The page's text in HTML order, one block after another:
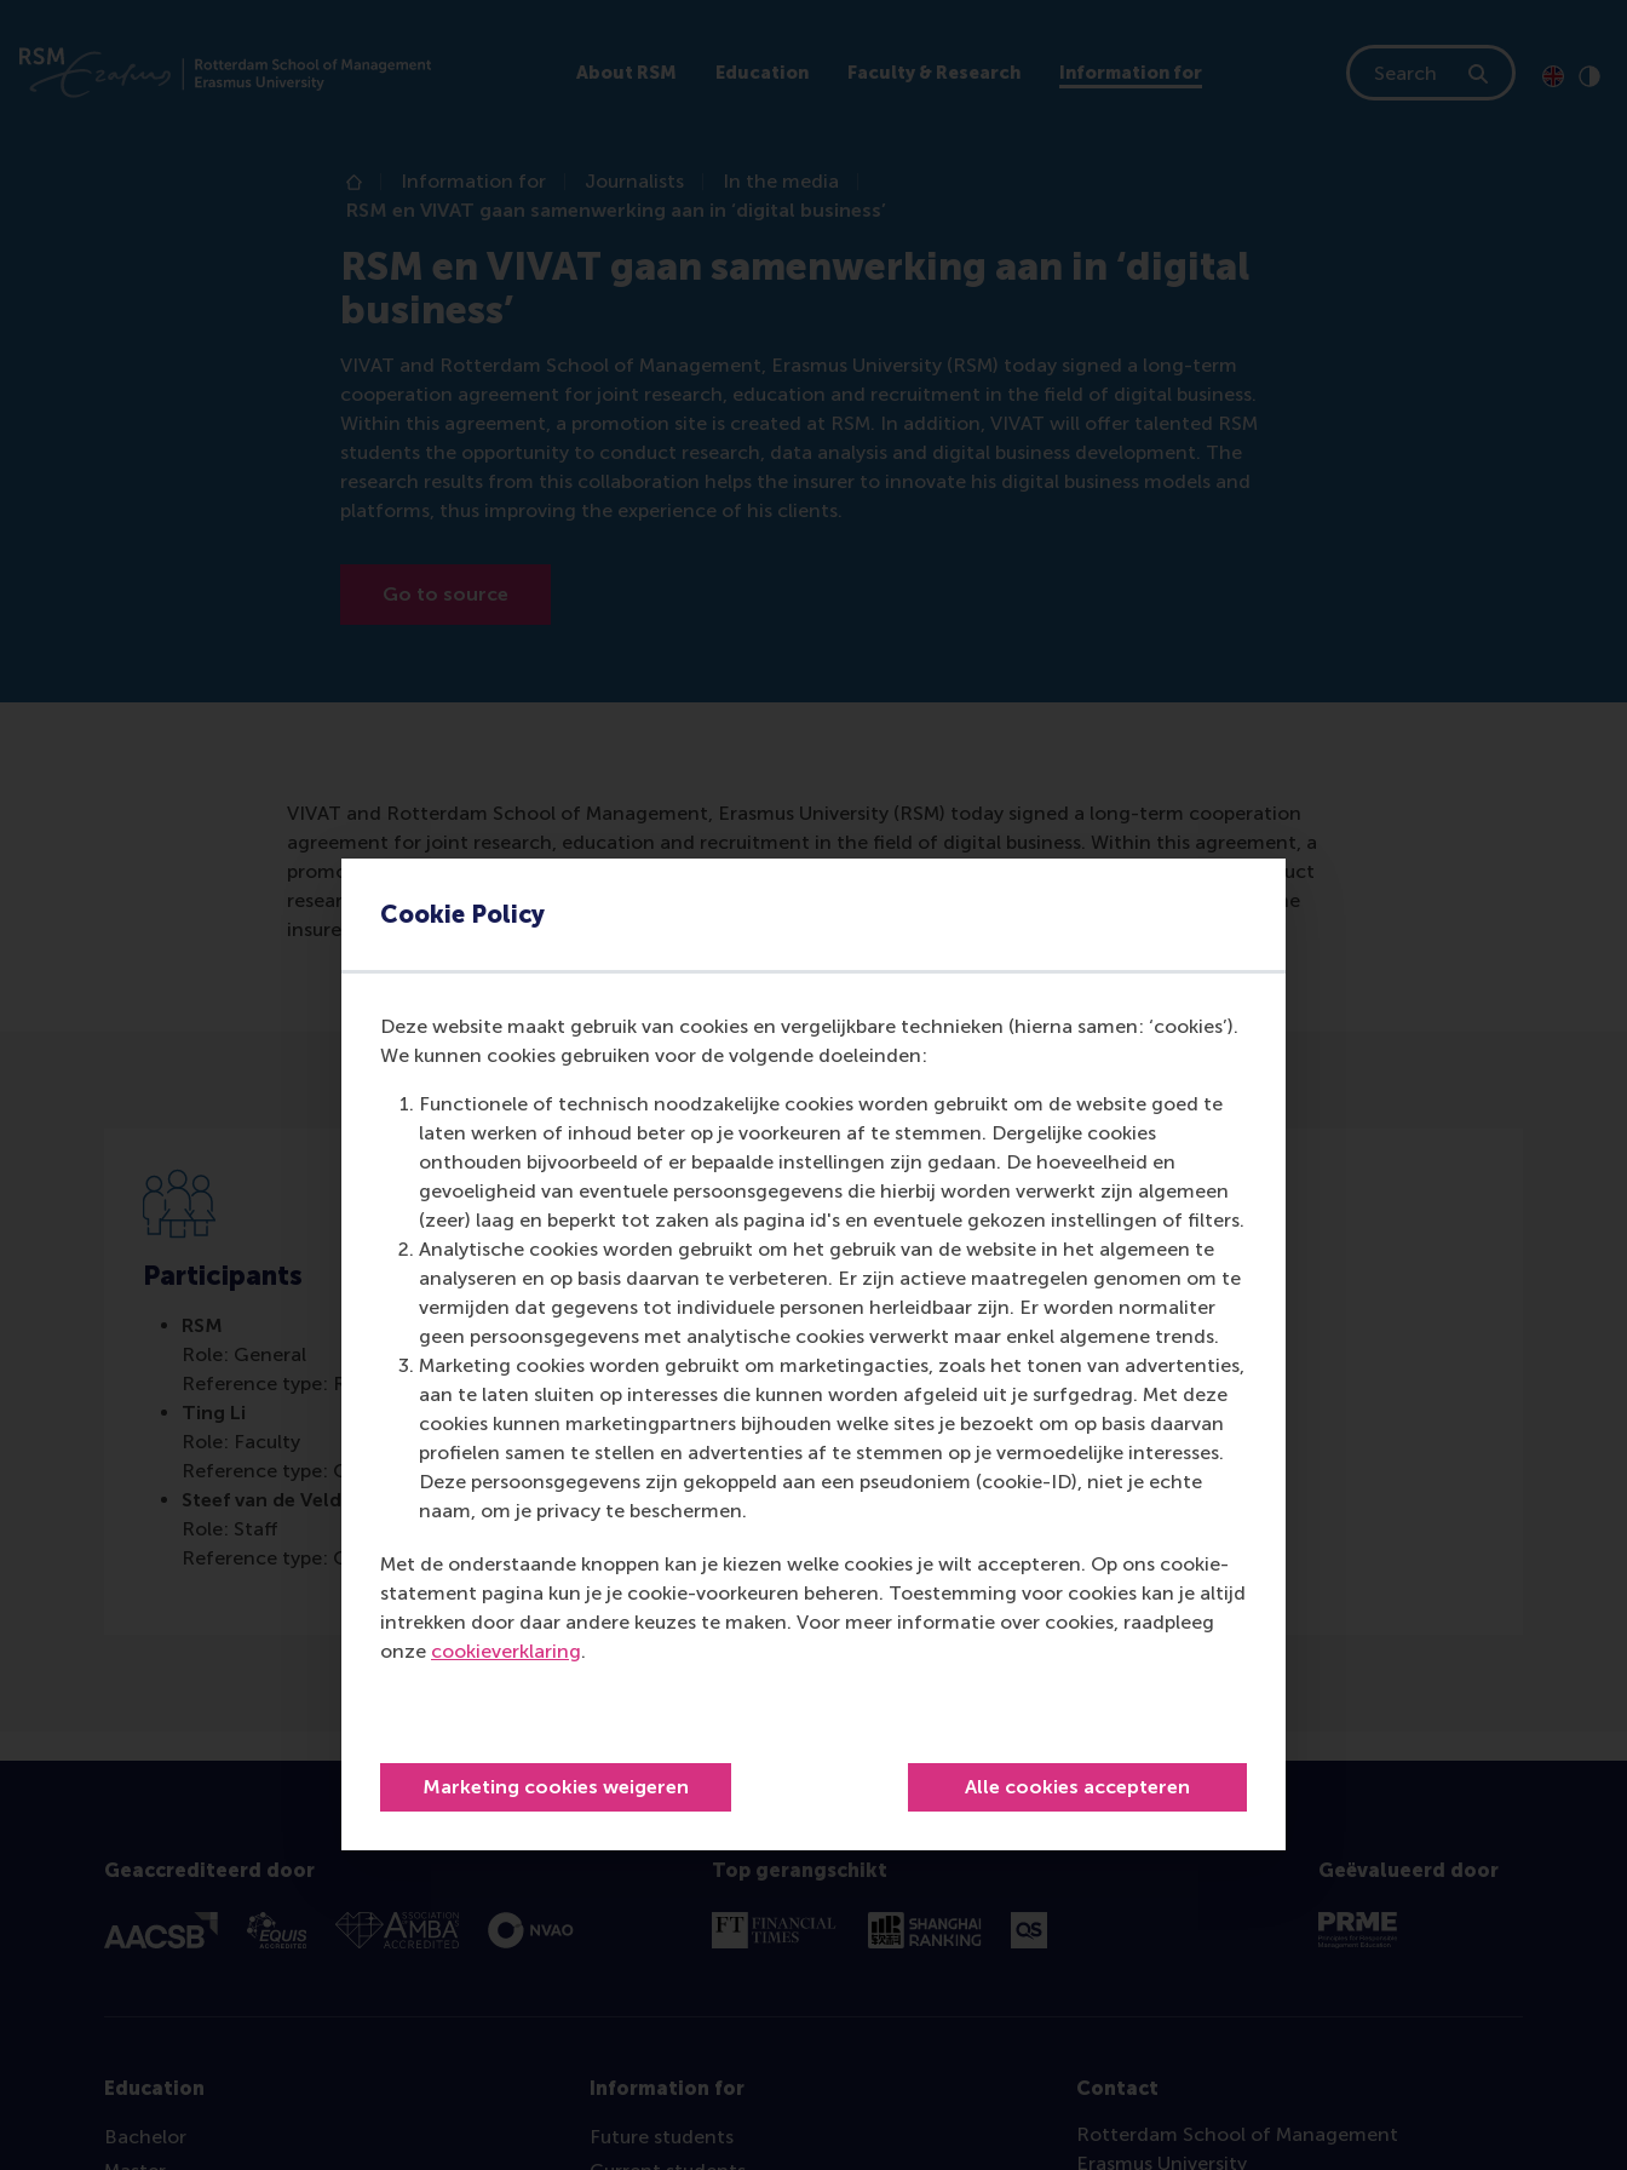
Cookie Policy
Deze website maakt gebruik van cookies en vergelijkbare technieken (hierna samen: ‘cookies’).
We kunnen cookies gebruiken voor de volgende doeleinden:
Functionele of technisch noodzakelijke cookies worden gebruikt om de website goed te
laten werken of inhoud beter op je voorkeuren af te stemmen. Dergelijke cookies
onthouden bijvoorbeeld of er bepaalde instellingen zijn gedaan. De hoeveelheid en
gevoeligheid van eventuele persoonsgegevens die hierbij worden verwerkt zijn algemeen
(zeer) laag en beperkt tot zaken als pagina id's en eventuele gekozen instellingen of filters.
Analytische cookies worden gebruikt om het gebruik van de website in het algemeen te
analyseren en op basis daarvan te verbeteren. Er zijn actieve maatregelen genomen om te
vermijden dat gegevens tot individuele personen herleidbaar zijn. Er worden normaliter
geen persoonsgegevens met analytische cookies verwerkt maar enkel algemene trends.
Marketing cookies worden gebruikt om marketingacties, zoals het tonen van advertenties,
aan te laten sluiten op interesses die kunnen worden afgeleid uit je surfgedrag. Met deze
cookies kunnen marketingpartners bijhouden welke sites je bezoekt om op basis daarvan
profielen samen te stellen en advertenties af te stemmen op je vermoedelijke interesses.
Deze persoonsgegevens zijn gekoppeld aan een pseudoniem (cookie-ID), niet je echte
naam, om je privacy te beschermen.
Met de onderstaande knoppen kan je kiezen welke cookies je wilt accepteren. Op ons cookie-
statement pagina kun je je cookie-voorkeuren beheren. Toestemming voor cookies kan je altijd
intrekken door daar andere keuzes te maken. Voor meer informatie over cookies, raadpleeg
onze cookieverklaring.
Marketing cookies weigeren Alle cookies accepteren
About RSM Education Faculty & Research Information for
Search
Home
Information for Journalists
In the media
RSM en VIVAT gaan samenwerking aan in ‘digital business’
RSM en VIVAT gaan samenwerking aan in ‘digital
business’
VIVAT and Rotterdam School of Management, Erasmus University (RSM) today signed a long-term
cooperation agreement for joint research, education and recruitment in the field of digital business.
Within this agreement, a promotion site is created at RSM. In addition, VIVAT will offer talented RSM
students the opportunity to conduct research, data analysis and digital business development. The
research results from this collaboration helps the insurer to innovate his digital business models and
platforms, thus improving the experience of his clients.
Go to source
VIVAT and Rotterdam School of Management, Erasmus University (RSM) today signed a long-term cooperation
agreement for joint research, education and recruitment in the field of digital business. Within this agreement, a
promotion site is created at RSM. In addition, VIVAT will offer talented RSM students the opportunity to conduct
research, data analysis and digital business development. The research results from this collaboration helps the
insurer to innovate his digital business models and platforms, thus improving the experience of his clients.
Participants
RSM
Role: General
Reference type: Referenced
Ting Li
Role: Faculty
Reference type: Quoted
Steef van de Velde
Role: Staff
Reference type: Quoted
Media Outlets
Emerce (Online)
Geaccrediteerd door Top gerangschikt Geëvalueerd door
Education
Bachelor
Information for
Future students
Contact
Rotterdam School of Management
Erasmus University